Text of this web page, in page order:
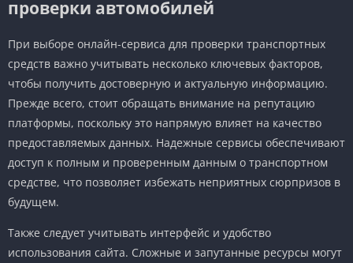
проверки автомобилей
При выборе онлайн-сервиса для проверки транспортных
средств важно учитывать несколько ключевых факторов,
чтобы получить достоверную и актуальную информацию.
Прежде всего, стоит обращать внимание на репутацию
платформы, поскольку это напрямую влияет на качество
предоставляемых данных. Надежные сервисы обеспечивают
доступ к полным и проверенным данным о транспортном
средстве, что позволяет избежать неприятных сюрпризов в
будущем.
Также следует учитывать интерфейс и удобство
использования сайта. Сложные и запутанные ресурсы могут